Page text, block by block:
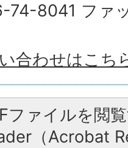
74-8041 ファ
合わせはこち
ファイルを閲
（Acrobat